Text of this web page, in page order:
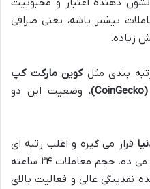
بیشتر باشه، یعنی صرافی
زیاده.
بندی مثلکوین مارکت کپ
، وضعیت این دو
قرار می گیره و اغلب رتبه ای
بین ۴ تا ۷ رو به خودش اختصاص می ده. حجم معاملات ۲۴ ساعته
نقدینگی عالی و فعالیت بالای